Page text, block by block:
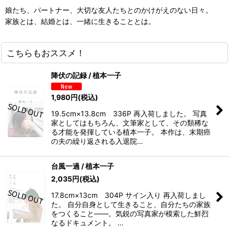
娘たち、パートナー、大切な友人たちとのかけがえのない日々。
家族とは、結婚とは、一緒に生きることとは。
こちらもおススメ！
降伏の記録 / 植本一子
1,980円(税込)
19.5cm×13.8cm 336P 再入荷しました。 写真
家としてはもちろん、文筆家として、その類稀な
る才能を発揮している植本一子。 本作は、末期癌
の夫の繰り返される入退院…
台風一過 / 植本一子
2,035円(税込)
17.8cm×13cm 304P サイン入り 再入荷しまし
た。 自分自身として生きること、自分たちの家族
をつくること――。気鋭の写真家が模索した鮮烈
なるドキュメント。 …